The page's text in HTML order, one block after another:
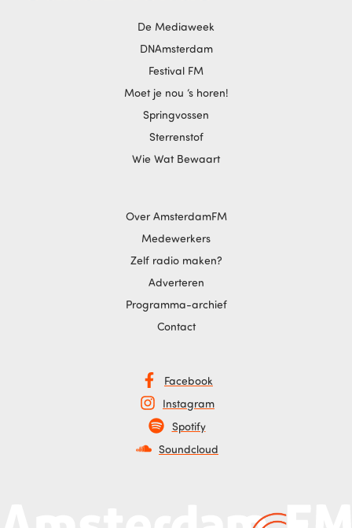
De Mediaweek
DNAmsterdam
Festival FM
Moet je nou ‘s horen!
Springvossen
Sterrenstof
Wie Wat Bewaart
Over AmsterdamFM
Medewerkers
Zelf radio maken?
Adverteren
Programma-archief
Contact
Facebook
Instagram
Spotify
Soundcloud